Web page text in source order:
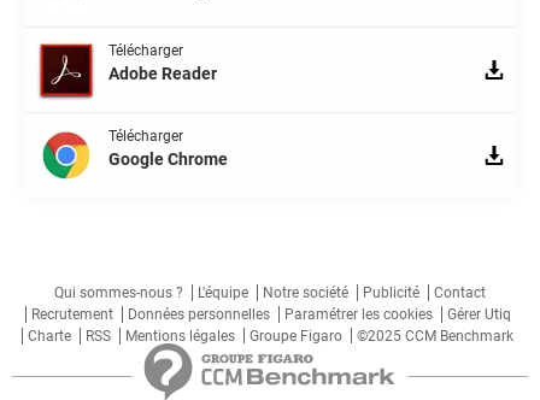
Télécharger
Adobe Reader
Télécharger
Google Chrome
Qui sommes-nous ? L'équipe Notre société Publicité
Contact
Recrutement
Données personnelles Paramétrer les cookies
Gérer Utiq
Charte
RSS Mentions légales Groupe Figaro ©2025 CCM Benchmark